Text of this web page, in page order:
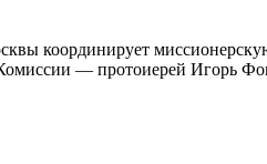
координирует
Комиссии — протоиерей Игорь